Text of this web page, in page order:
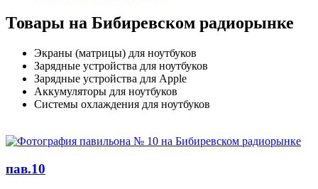
Товары на Бибиревском радиорынке
Экраны (матрицы) для ноутбуков
Зарядные устройства для ноутбуков
Зарядные устройства для Apple
Аккумуляторы для ноутбуков
Системы охлаждения для ноутбуков
пав.10